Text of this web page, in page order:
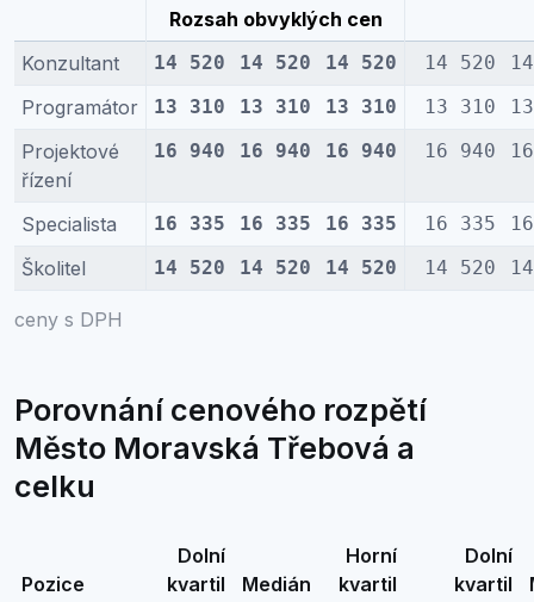
ceny s DPH
Rozsah obvyklých cen
Konzultant
14 520 14 520 14 520 14 520
Programátor 13 310 13 310 13 310 13 310
Projektové
řízení
16 940 16 940 16 940 16 940
Specialista 16 335 16 335 16 335 16 335
Školitel 14 520 14 520 14 520 14 520
Porovnání cenového rozpětí
Město Moravská Třebová a
celku
Pozice
Dolní
kvartil
Medián
Horní
kvartil
Dolní
kvartil